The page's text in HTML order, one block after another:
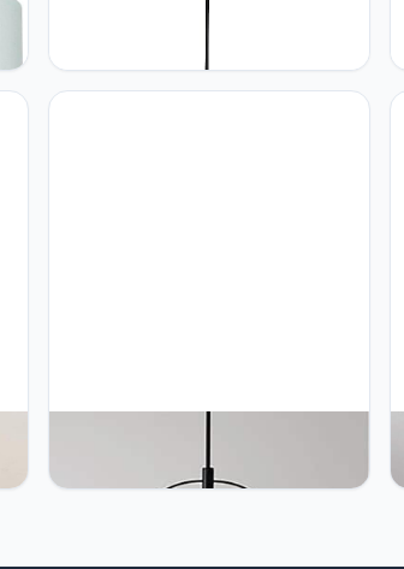
Smartwares Smartwares hanglamp
E27 fitting
modern, in het midden van de stoel,
industriële plafondlamp van glas,